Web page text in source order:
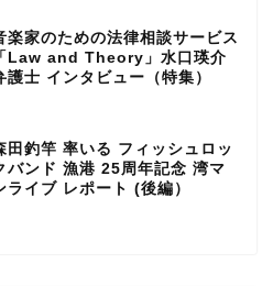
楽家のための法律相談サービス
「Law and Theory」水口瑛介
護士 インタビュー（特集）
田釣竿 率いる フィッシュロッ
バンド 漁港 25周年記念 湾マ
ライブ レポート (後編）